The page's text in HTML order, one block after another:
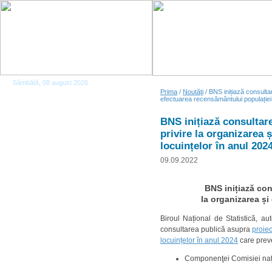
Sâmbătă, 08 august 2026
Prima / Noutăţi / BNS inițiază
efectuarea recensământului
BNS inițiază
privire la organizarea
locuințelor în anul
09.09.2022
BNS inițiază
la organizarea
Biroul Național de Statistică,
consultarea publică asupra
locuințelor în anul 2024 care
Componenţei Comisiei